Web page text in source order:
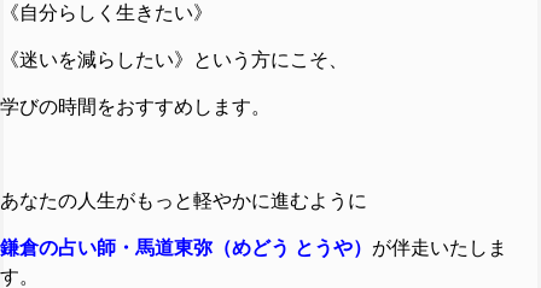
《自分らしく生きたい》
《迷いを減らしたい》という方にこそ、
学びの時間をおすすめします。
あなたの人生がもっと軽やかに進むように
鎌倉の占い師・馬道東弥（めどう とうや） が伴走いたしま
す。